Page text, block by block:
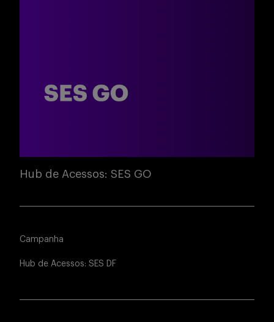
Hub de Acessos: SES GO
Campanha
Hub de Acessos: SES DF